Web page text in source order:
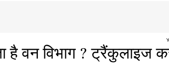
है वन विभाग ? ट्रैंकुलाइज